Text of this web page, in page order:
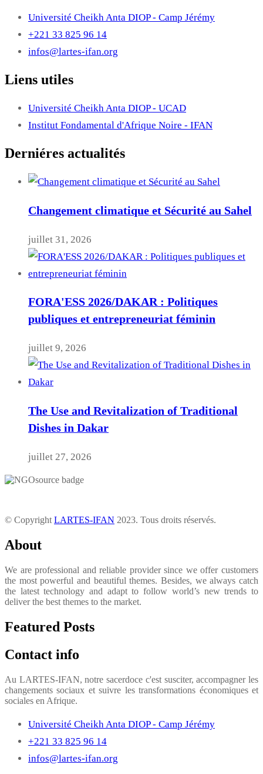
Université Cheikh Anta DIOP - Camp Jérémy
+221 33 825 96 14
infos@lartes-ifan.org
Liens utiles
Université Cheikh Anta DIOP - UCAD
Institut Fondamental d'Afrique Noire - IFAN
Derniéres actualités
Changement climatique et Sécurité au Sahel
juillet 31, 2026
FORA'ESS 2026/DAKAR : Politiques
publiques et entrepreneuriat féminin
juillet 9, 2026
The Use and Revitalization of Traditional
Dishes in Dakar
juillet 27, 2026
© Copyright LARTES-IFAN 2023. Tous droits réservés.
About
We are professional and reliable provider since we offer customers
the most powerful and beautiful themes. Besides, we always catch
the latest technology and adapt to follow world’s new trends to
deliver the best themes to the market.
Featured Posts
Contact info
Au LARTES-IFAN, notre sacerdoce c'est susciter, accompagner les
changements sociaux et suivre les transformations économiques et
sociales en Afrique.
Université Cheikh Anta DIOP - Camp Jérémy
+221 33 825 96 14
infos@lartes-ifan.org